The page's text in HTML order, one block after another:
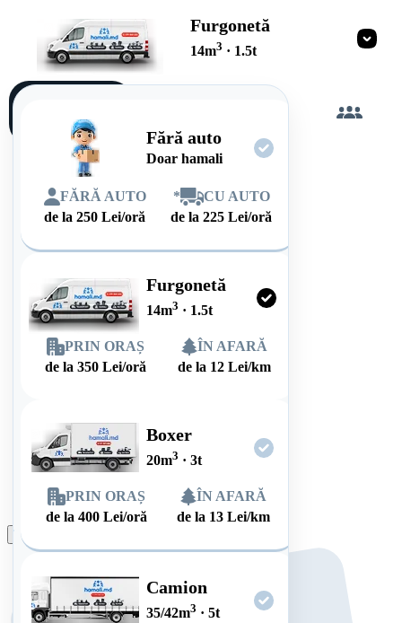
Furgonetă
14m3 · 1.5t
Fără auto
Doar hamali
FĂRĂ AUTO
de la250 Lei/oră
*
CU AUTO
de la225 Lei/oră
Furgonetă
14m3 · 1.5t
PRIN ORAȘ
de la 350 Lei/oră
ÎN AFARĂ
de la 12 Lei/km
Boxer
20m3 · 3t
PRIN ORAȘ
de la400 Lei/oră
ÎN AFARĂ
de la 13 Lei/km
Camion
35/42m3 · 5t
singur
Plasează comanda